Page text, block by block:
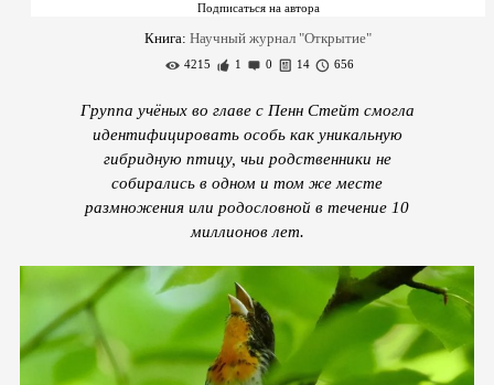
Книга: Научный журнал "Открытие"
4215 1 0 14 656
Группа учёных во главе с Пенн Стейт смогла
идентифицировать особь как уникальную
гибридную птицу, чьи родственники не
собирались в одном и том же месте
размножения или родословной в течение 10
миллионов лет.